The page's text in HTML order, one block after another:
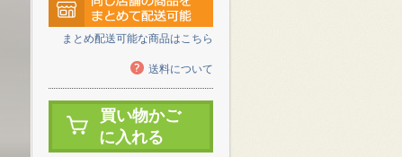
まとめ配送可能な商品はこちら
送料について
買い物かご
に入れる